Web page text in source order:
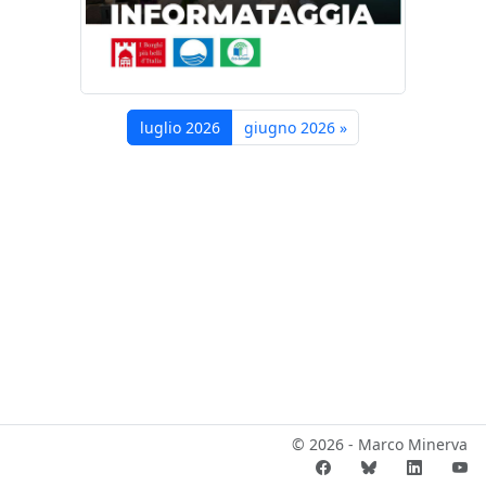
luglio 2026 giugno 2026 »
© 2026 - Marco Minerva